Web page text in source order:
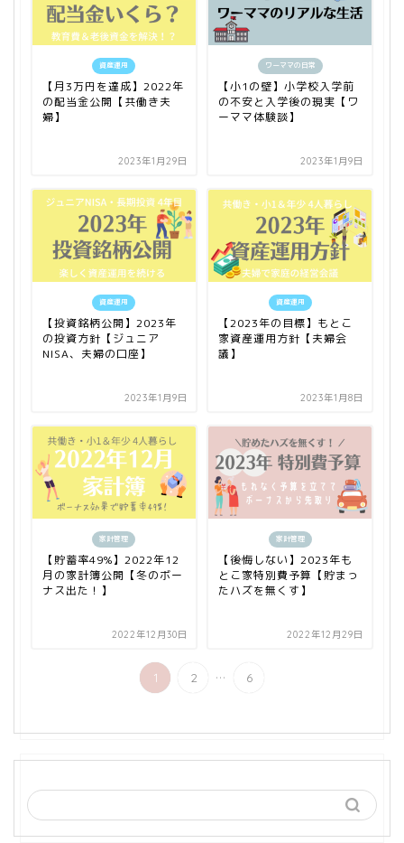
資産運用
【月3万円を達成】2022年
の配当金公開【共働き夫
婦】
2023年1月29日
ワーママの日常
【小1の壁】小学校入学前
の不安と入学後の現実【ワ
ーママ体験談】
2023年1月9日
資産運用
【投資銘柄公開】2023年
の投資方針【ジュニア
NISA、夫婦の口座】
2023年1月9日
資産運用
【2023年の目標】もとこ
家資産運用方針【夫婦会
議】
2023年1月8日
家計管理
【貯蓄率49%】2022年12
月の家計簿公開【冬のボー
ナス出た！】
2022年12月30日
家計管理
【後悔しない】2023年も
とこ家特別費予算【貯まっ
たハズを無くす】
2022年12月29日
1 2 ... 6